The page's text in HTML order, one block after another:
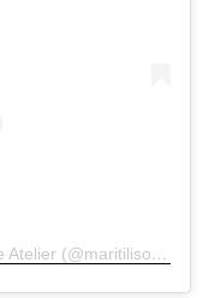
Публикация от Marit Ilison Creative Atelier (@maritilisoncreativeatelier)